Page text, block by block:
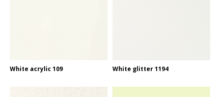
White acrylic 109 White glitter 1194